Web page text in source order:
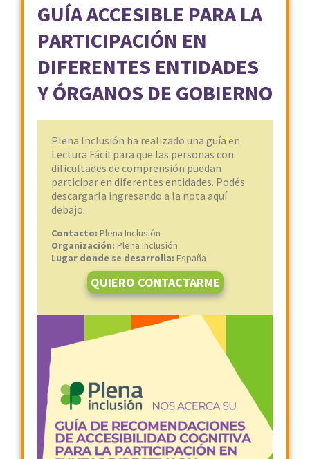
GUÍA ACCESIBLE PARA LA
PARTICIPACIÓN EN
DIFERENTES ENTIDADES
Y ÓRGANOS DE GOBIERNO
Plena Inclusión ha realizado una guía en
Lectura Fácil para que las personas con
dificultades de comprensión puedan
participar en diferentes entidades. Podés
descargarla ingresando a la nota aquí
debajo.
Contacto: Plena Inclusión
Organización: Plena Inclusión
Lugar donde se desarrolla: España
QUIERO CONTACTARME